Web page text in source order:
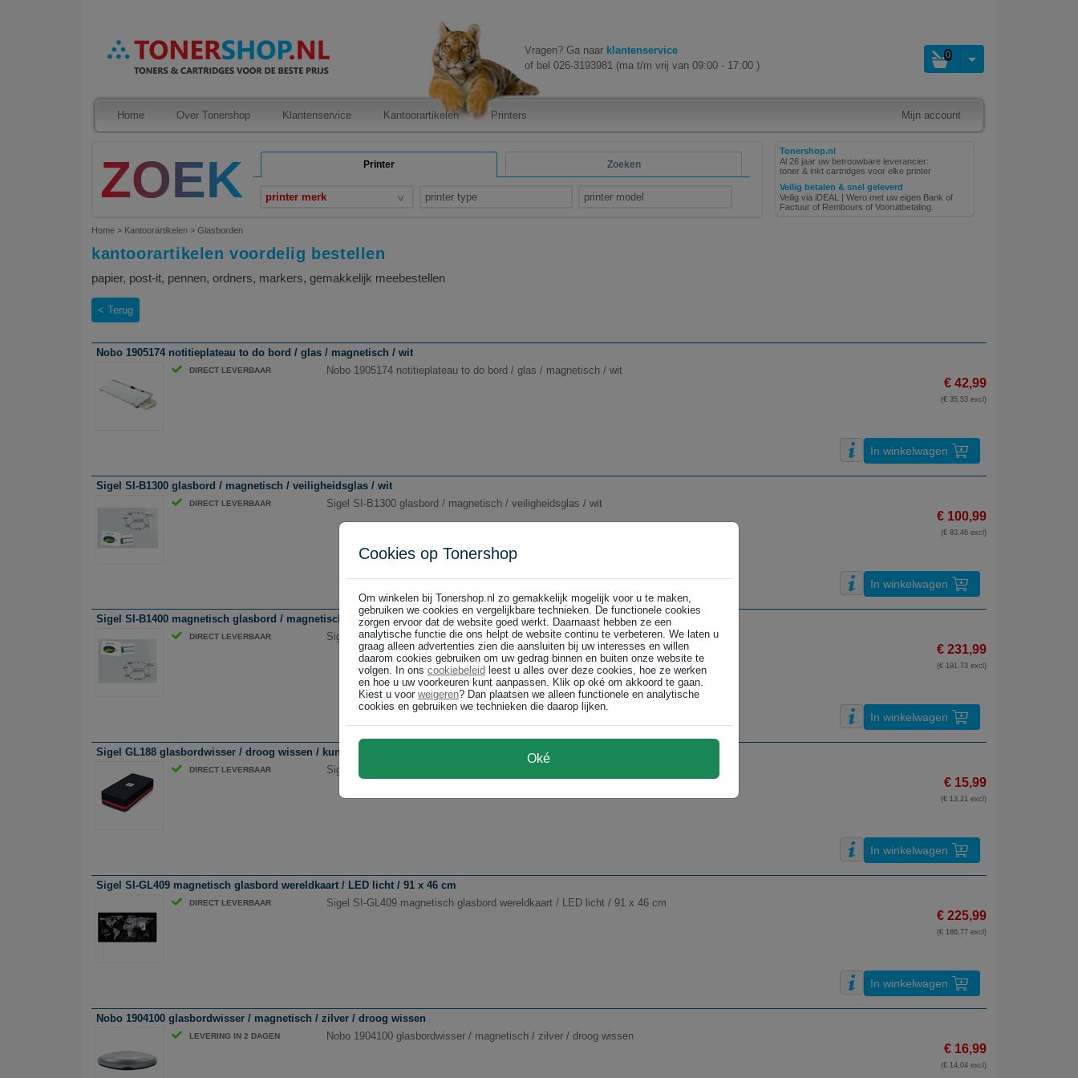
Vragen? Ga naar klantenservice
of bel 026-3193981 (ma t/m vrij van 09:00 - 17:00 )
0
Home Over Tonershop Klantenservice Kantoorartikelen Printers Mijn account
Printer Zoeken
printer merk printer type printer model
Tonershop.nl
Al 26 jaar uw betrouwbare leverancier:
toner & inkt cartridges voor elke printer
Veilig betalen & snel geleverd
Veilig via iDEAL | Wero met uw eigen Bank of
Factuur of Rembours of Vooruitbetaling.
Home > Kantoorartikelen > Glasborden
kantoorartikelen voordelig bestellen
papier, post-it, pennen, ordners, markers, gemakkelijk meebestellen
Terug
Nobo 1905174 notitieplateau to do bord / glas / magnetisch / wit
DIRECT LEVERBAAR Nobo 1905174 notitieplateau to do bord / glas / magnetisch / wit
€ 42,99
(€ 35,53 excl)
In winkelwagen
Sigel SI-B1300 glasbord / magnetisch / veiligheidsglas / wit
DIRECT LEVERBAAR Sigel SI-B1300 glasbord / magnetisch / veiligheidsglas / wit
€ 100,99
(€ 83,46 excl)
In winkelwagen
Sigel SI-B1400 magnetisch glasbord / magnetisch / veiligheidsglas / wit
DIRECT LEVERBAAR Sigel SI-B1400 magnetisch glasbord / magnetisch / veiligheidsglas / wit
€ 231,99
(€ 191,73 excl)
In winkelwagen
Sigel GL188 glasbordwisser / droog wissen / kunststof
DIRECT LEVERBAAR Sigel GL188 glasbordwisser / droog wissen / kunststof
€ 15,99
(€ 13,21 excl)
In winkelwagen
Sigel SI-GL409 magnetisch glasbord wereldkaart / LED licht / 91 x 46 cm
DIRECT LEVERBAAR Sigel SI-GL409 magnetisch glasbord wereldkaart / LED licht / 91 x 46 cm
€ 225,99
(€ 186,77 excl)
In winkelwagen
Nobo 1904100 glasbordwisser / magnetisch / zilver / droog wissen
LEVERING IN 2 DAGEN Nobo 1904100 glasbordwisser / magnetisch / zilver / droog wissen
€ 16,99
(€ 14,04 excl)
Cookies op Tonershop
Om winkelen bij Tonershop.nl zo gemakkelijk mogelijk voor u te maken,
gebruiken we cookies en vergelijkbare technieken. De functionele cookies
zorgen ervoor dat de website goed werkt. Daarnaast hebben ze een
analytische functie die ons helpt de website continu te verbeteren. We laten u
graag alleen advertenties zien die aansluiten bij uw interesses en willen
daarom cookies gebruiken om uw gedrag binnen en buiten onze website te
volgen. In ons cookiebeleid leest u alles over deze cookies, hoe ze werken
en hoe u uw voorkeuren kunt aanpassen. Klik op oké om akkoord te gaan.
Kiest u voor weigeren? Dan plaatsen we alleen functionele en analytische
cookies en gebruiken we technieken die daarop lijken.
Oké